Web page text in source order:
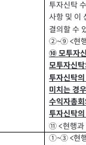
투자신탁
사항 및 이
결의할 수
②~⑨ <현
⑩모투자
모투자신
투자신탁
미치는 경
수익자총
투자신탁
⑪ <현행과
①~③ <현